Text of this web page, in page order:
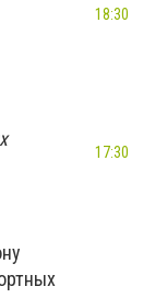
18:30
17:30